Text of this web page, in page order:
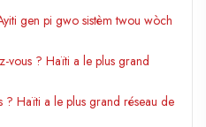
gen pi gwo sistèm twou wòch
vous ? Haïti a le plus grand
? Haïti a le plus grand réseau de